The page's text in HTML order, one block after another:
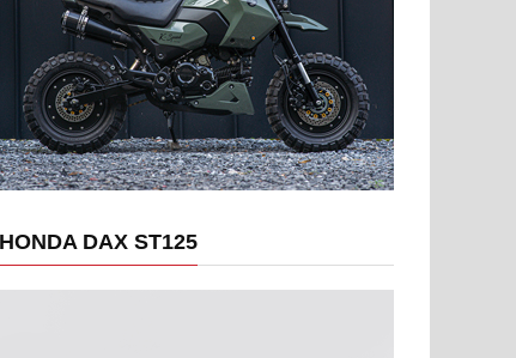
HONDA DAX ST125